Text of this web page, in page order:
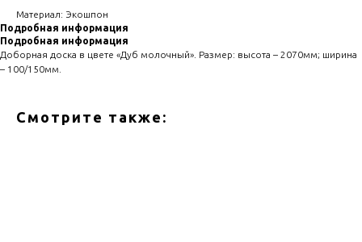
Материал: Экошпон
Подробная информация
Подробная информация
Доборная доска в цвете «Дуб молочный». Размер: высота – 2070мм; ширина
– 100/150мм.
Смотрите также: